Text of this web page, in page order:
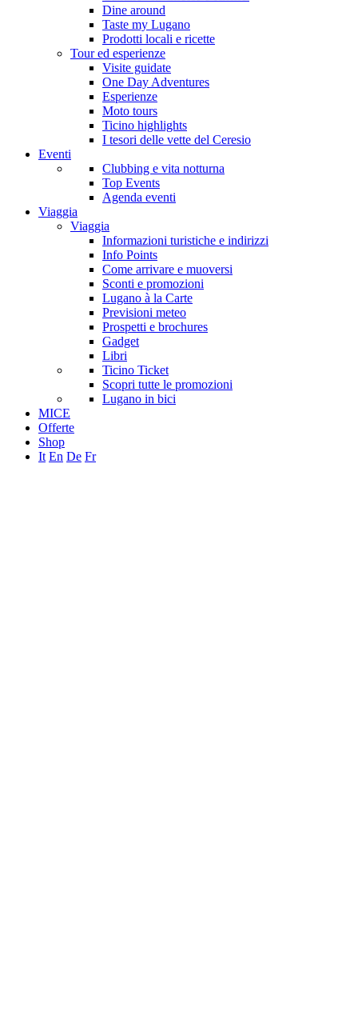
Dine around
Taste my Lugano
Prodotti locali e ricette
Tour ed esperienze
Visite guidate
One Day Adventures
Esperienze
Moto tours
Ticino highlights
I tesori delle vette del Ceresio
Eventi
Clubbing e vita notturna
Top Events
Agenda eventi
Viaggia
Viaggia
Informazioni turistiche e indirizzi
Info Points
Come arrivare e muoversi
Sconti e promozioni
Lugano à la Carte
Previsioni meteo
Prospetti e brochures
Gadget
Libri
Ticino Ticket
Scopri tutte le promozioni
Lugano in bici
MICE
Offerte
Shop
It En De Fr